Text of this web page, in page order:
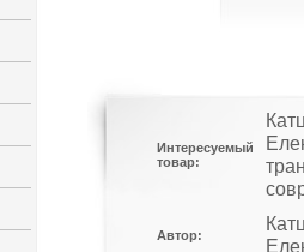
Интересуемый
товар:
Автор: